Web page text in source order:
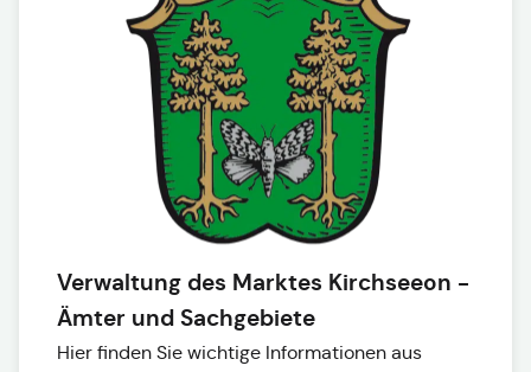
Verwaltung des Marktes Kirchseeon -
Ämter und Sachgebiete
Hier finden Sie wichtige Informationen aus